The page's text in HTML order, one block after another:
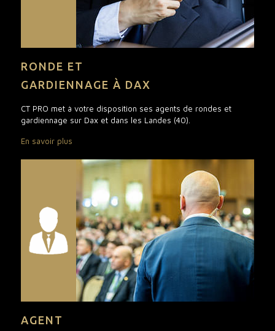
RONDE ET
GARDIENNAGE À DAX
CT PRO met à votre disposition ses agents de rondes et
gardiennage sur Dax et dans les Landes (40).
En savoir plus
AGENT